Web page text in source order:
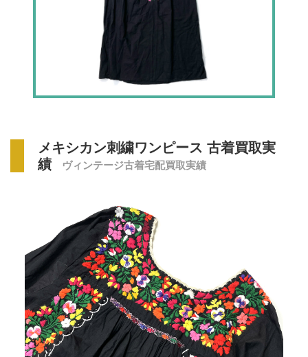
メキシカン刺繍ワンピース 古着買取実
績
ヴィンテージ古着宅配買取実績